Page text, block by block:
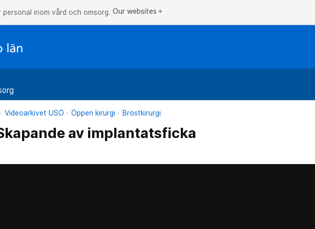
inom vård och omsorg. Our websites add
Videoarkivet USÖ Öppen kirurgi Bröstkirurgi
av implantatsficka